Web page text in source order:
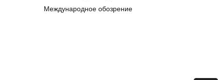
Международное обозрение